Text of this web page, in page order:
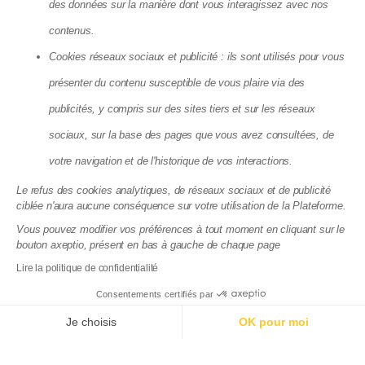
Agence Locative Nice
Agence Locative Paris
Agence Locative Rennes
Agence Locative Toulon
Matera SAS - 8, Cité Paradis, 75010 Paris
La société Matera, société par action simplifiée, au capital de 72
083,03 €, dont le siège se situe 8 cité Paradis Paris (75010),
l’Autorité de Contrôle Prudentiel et de Résolution (ACPR), sous le
des agents financiers (www.regafi.fr) en tant qu’Agent de
services de paiement de l’établissement de monnaie
électronique Treezor (CIB 16798), dont le siège social est situé
33 rue de Wagram 75017 Paris. Matera est immatriculée à
l'ORIAS sous le numéro 19004585 en qualité de courtier en
assurance. Immatriculation vérifiable sur
des données sur la manière dont vous interagissez avec nos
contenus.
Cookies réseaux sociaux et publicité : ils sont utilisés pour vous
présenter du contenu susceptible de vous plaire via des
publicités, y compris sur des sites tiers et sur les réseaux
sociaux, sur la base des pages que vous avez consultées, de
votre navigation et de l'historique de vos interactions.
Le refus des cookies analytiques, de réseaux sociaux et de publicité
ciblée n'aura aucune conséquence sur votre utilisation de la Plateforme.
Vous pouvez modifier vos préférences à tout moment en cliquant sur le
bouton axeptio, présent en bas à gauche de chaque page
Lire la politique de confidentialité
Consentements certifiés par
Je choisis OK pour moi